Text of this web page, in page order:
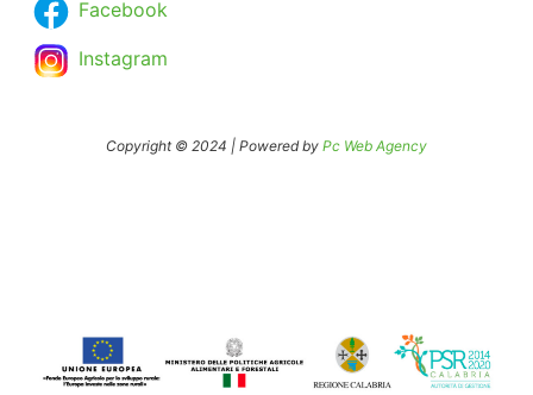
Facebook
Instagram
Copyright © 2024 | Powered by Pc Web Agency